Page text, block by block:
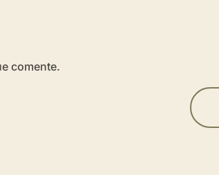
comente.